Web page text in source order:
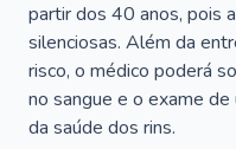
partir dos 40 anos, pois
silenciosas. Além da
risco, o médico poderá
no sangue e o exame de
da saúde dos rins.